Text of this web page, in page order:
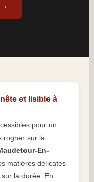
et lisible à
pour un
rogner sur la
En-
matières délicates
la durée. En